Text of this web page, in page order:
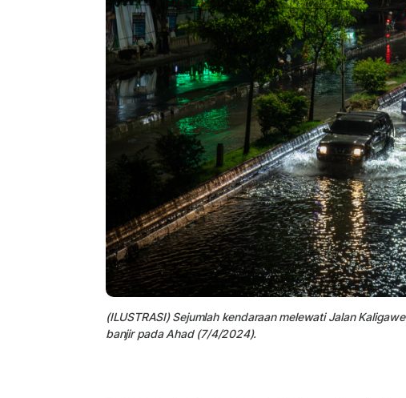
(ILUSTRASI) Sejumlah kendaraan melewati Jalan
banjir pada Ahad (7/4/2024).